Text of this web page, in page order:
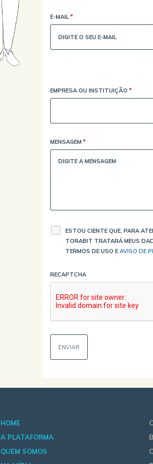
E-MAIL *
EMPRESA OU INSTITUIÇÃO *
MENSAGEM *
ESTOU CIENTE QUE, PARA
TORABIT TRATARÁ MEUS
TERMOS DE USO E AVISO DE
RECAPTCHA
HOME
A PLATAFORMA
QUEM SOMOS